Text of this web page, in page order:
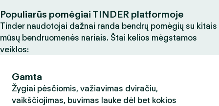
Populiarūs pomėgiai TINDER platformoje
Tinder naudotojai dažnai randa bendrų pomėgių su kitais
mūsų bendruomenės nariais. Štai kelios mėgstamos
veiklos:
Gamta
Žygiai pėsčiomis, važiavimas dviračiu,
vaikščiojimas, buvimas lauke dėl bet kokios